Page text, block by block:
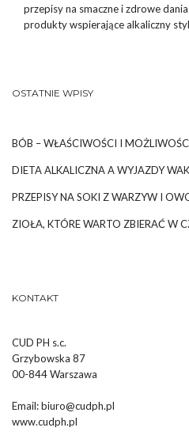
przepisy na smaczne i zdrowe
produkty wspierające alkaliczny
OSTATNIE WPISY
BÓB – WŁAŚCIWOŚCI I
DIETA ALKALICZNA A WYJAZDY
PRZEPISY NA SOKI Z WARZYW I
ZIOŁA, KTÓRE WARTO ZBIERAĆ W
KONTAKT
CUD PH s.c.
Grzybowska 87
00-844 Warszawa
Email:biuro@cudph.pl
www.cudph.pl